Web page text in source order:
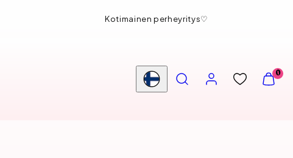
Kotimainen perheyritys♡
Maa/alue
HAE
NÄYTÄ
0